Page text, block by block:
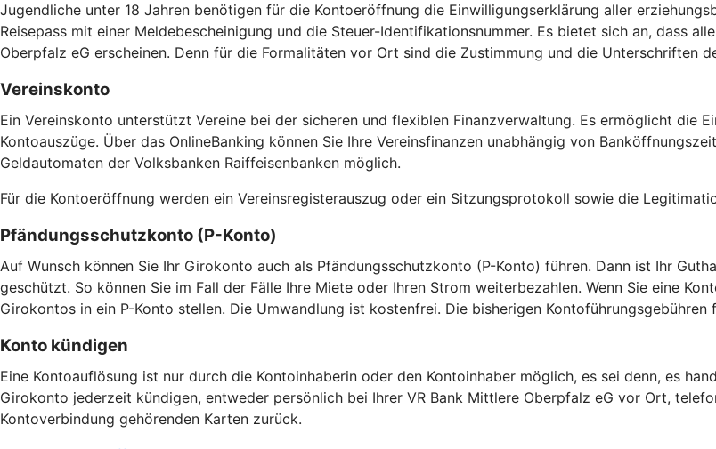
Jugendliche unter 18 Jahren benötigen für die Kontoeröffnung die Einwilligungserklärung aller
Reisepass mit einer Meldebescheinigung und die Steuer-Identifikationsnummer. Es bietet sich an, dass
Oberpfalz eG erscheinen. Denn für die Formalitäten vor Ort sind die Zustimmung und die Unterschriften
Vereinskonto
Ein Vereinskonto unterstützt Vereine bei der sicheren und flexiblen Finanzverwaltung. Es ermöglicht die
Kontoauszüge. Über das OnlineBanking können Sie Ihre Vereinsfinanzen unabhängig von
Geldautomaten der Volksbanken Raiffeisenbanken möglich.
Für die Kontoeröffnung werden ein Vereinsregisterauszug oder ein Sitzungsprotokoll sowie die
Pfändungsschutzkonto (P-Konto)
Auf Wunsch können Sie Ihr Girokonto auch als Pfändungsschutzkonto (P-Konto) führen. Dann ist Ihr
geschützt. So können Sie im Fall der Fälle Ihre Miete oder Ihren Strom weiterbezahlen. Wenn Sie eine
Girokontos in ein P-Konto stellen. Die Umwandlung ist kostenfrei. Die bisherigen Kontoführungsgebühren
Konto kündigen
Eine Kontoauflösung ist nur durch die Kontoinhaberin oder den Kontoinhaber möglich, es sei denn, es
Girokonto jederzeit kündigen, entweder persönlich bei Ihrer VR Bank Mittlere Oberpfalz eG vor Ort,
Kontoverbindung gehörenden Karten zurück.